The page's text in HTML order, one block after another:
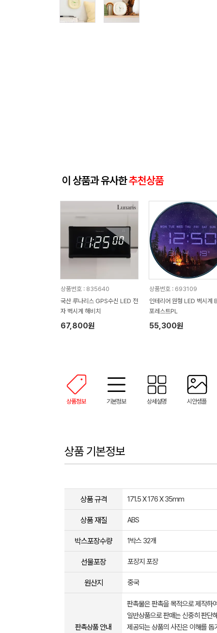
이 상품과 유사한추천상품
상품번호 : 835640
국산 루나리스 GPS수신 LED 전
자 벽시계 해비치
67,800원
상품번호 : 693109
인테리어 원형 LED 벽시계
포레스트PL
55,300원
상품정보 기본정보 상세설명 시안샘플
상품 기본정보
상품 규격 171.5 X 176 X 35mm
상품 재질 ABS
박스포장수량 1박스 32개
선물포장 포장지 포장
원산지 중국
판촉상품 안내
판촉물은 판촉을 목적으로 제작하
일반상품으로 판매는 신중히 판단
제공되는 상품의 사진은 이해를